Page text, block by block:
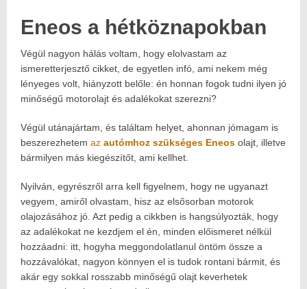
Eneos a hétköznapokban
Végül nagyon hálás voltam, hogy elolvastam az
ismeretterjesztő cikket, de egyetlen infó, ami nekem még
lényeges volt, hiányzott belőle: én honnan fogok tudni ilyen jó
minőségű motorolajt és adalékokat szerezni?
Végül utánajártam, és találtam helyet, ahonnan jómagam is
beszerezhetem az autómhoz szükséges Eneos olajt, illetve
bármilyen más kiegészítőt, ami kellhet.
Nyilván, egyrészről arra kell figyelnem, hogy ne ugyanazt
vegyem, amiről olvastam, hisz az elsősorban motorok
olajozásához jó. Azt pedig a cikkben is hangsúlyozták, hogy
az adalékokat ne kezdjem el én, minden előismeret nélkül
hozzáadni: itt, hogyha meggondolatlanul öntöm össze a
hozzávalókat, nagyon könnyen el is tudok rontani bármit, és
akár egy sokkal rosszabb minőségű olajt keverhetek